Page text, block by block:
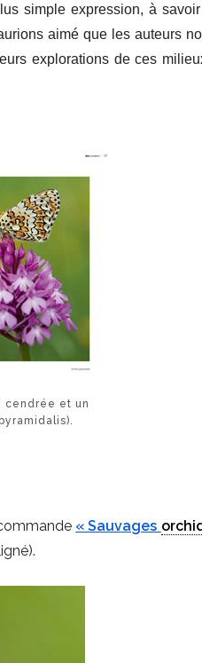
simple expression, à
aimé que les auteurs
explorations de ces
cendrée et un
« Sauvages